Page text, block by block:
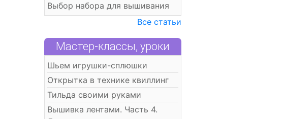
Выбор набора для вышивания
Все статьи
Мастер-классы, уроки
Шьем игрушки-сплюшки
Открытка в технике квиллинг
Тильда своими руками
Вышивка лентами. Часть 4.